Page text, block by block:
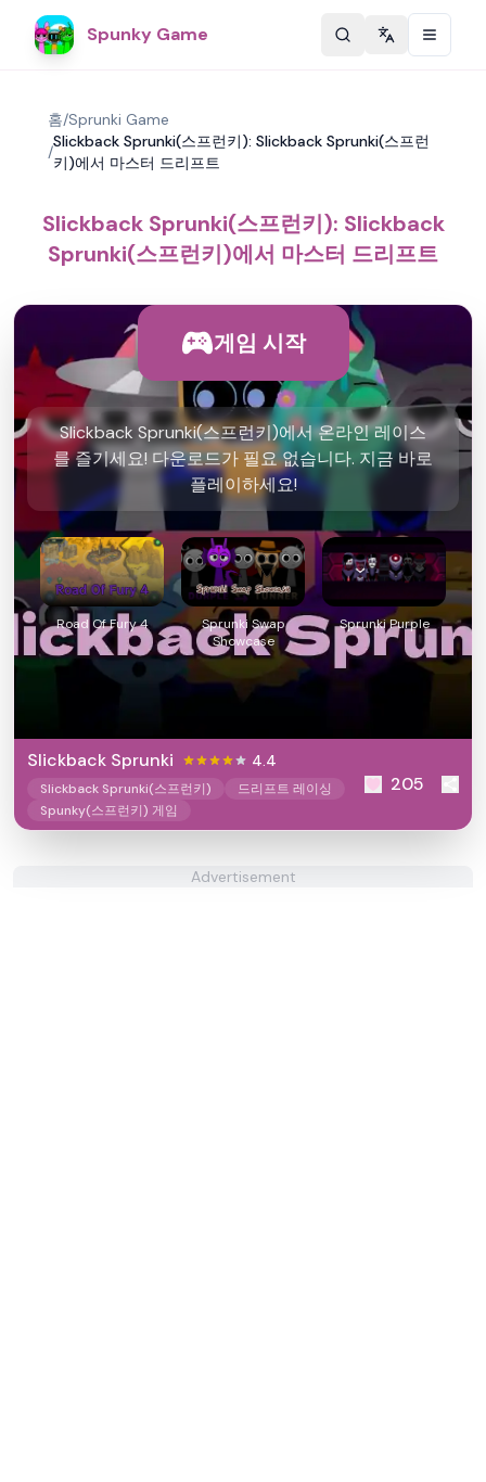
Spunky Game Change
홈/Sprunki Game
/
Slickback Sprunki(스프런키): Slickback Sprunki(스프런
키)에서 마스터 드리프트
Slickback Sprunki(스프런키): Slickback
Sprunki(스프런키)에서 마스터 드리프트
게임 시작
Slickback Sprunki(스프런키)에서 온라인 레이스
를 즐기세요! 다운로드가 필요 없습니다. 지금 바로
플레이하세요!
Road Of Fury 4
Sprunki Swap
Showcase
Sprunki Purple
Slickback Sprunki 4.4
Slickback Sprunki(스프런키)
드리프트 레이싱
Spunky(스프런키) 게임
205
Advertisement